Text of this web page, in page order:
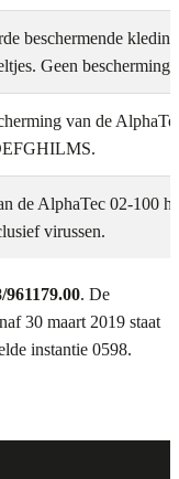
beschermende
Geen bescherming
van de
de AlphaTec 02-100
virussen.
961179.00. De
30 maart 2019 staat
instantie 0598.